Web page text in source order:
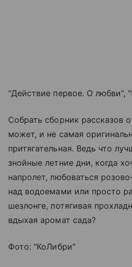
"Действие первое. О любви",
Собрать сборник рассказов
может, и не самая
притягательная. Ведь что
знойные летние дни, когда
напролет, любоваться
над водоемами или просто
шезлонге, потягивая
вдыхая аромат сада?
Фото: "КоЛибри"